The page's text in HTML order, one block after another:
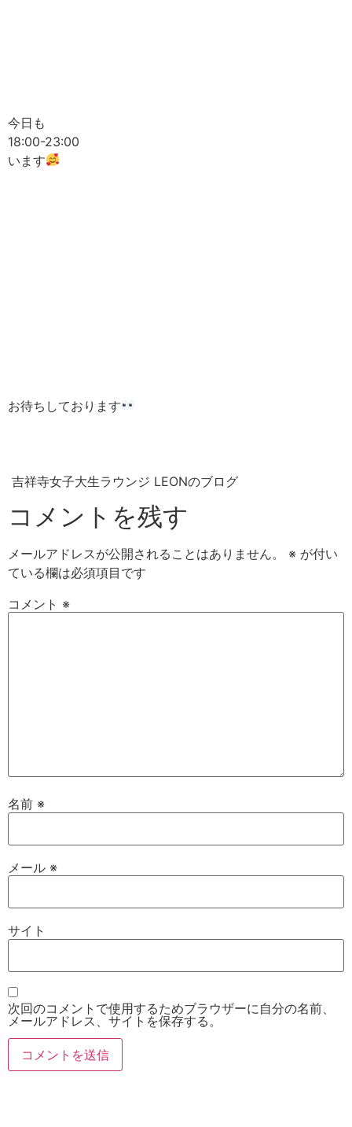
今日も
18:00-23:00
います
お待ちしております
吉祥寺女子大生ラウンジ LEONのブログ
コメントを残す
メールアドレスが公開されることはありません。 ※ が付い
ている欄は必須項目です
コメント ※
名前 ※
メール ※
サイト
次回のコメントで使用するためブラウザーに自分の名前、
メールアドレス、サイトを保存する。